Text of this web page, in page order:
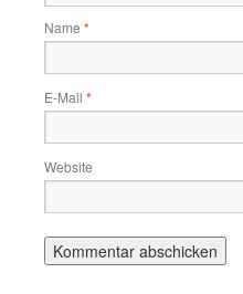
Name *
E-Mail *
Website